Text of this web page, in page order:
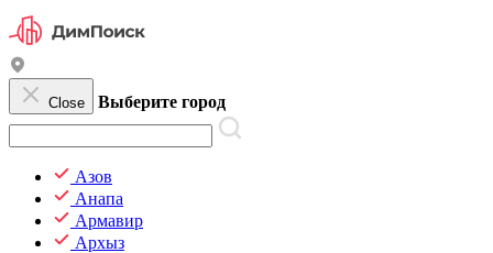
Close Выберите город
Азов
Анапа
Армавир
Архыз